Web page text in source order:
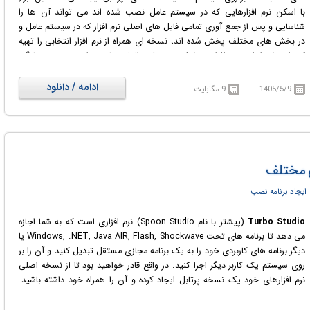
مدارک بالاتر و نقش‌های زیرساختی برتر محسوب می‌شود.
در دوره آموزشی VMware Certified Professional - VMware vSphere
Foundation Administrator (2V0-16.25 با مفاهیم مجازی‌سازی، مدیریت مراکز
با اسکن نرم افزارهایی که در سیستم عامل نصب شده اند می تواند آن ها را
شناسایی و پس از جمع آوری تمامی فایل های اصلی نرم افزار که در سیستم عامل و
در بخش های مختلف پخش شده اند، نسخه ای همراه از نرم افزار انتخابی را تهیه
کند.استفاده از این نرم افزار بسیار کم حجم فوق العاده ساده خواهد بود و به سادگی
مختلف ویندوز، انواع نرم افزارها، انواع کدهای برنامه نویسی، تکنولوژی های
مختلف در نرم افزارها، نام ها و برندهای مختلف، حجم های بالا یا پائین، فرمت
های مختلف اجرایی و بسیاری موارد دیگر سازگاری کاملی نیز دارد. به راحتی می
توان نسخه های همراه شده از نرم افزارهای مختلف را در هرجایی بدون این که
1405/5/9 9 مگابایت ادامه / دانلود
مختلف
ایجاد برنامه نصب
Turbo Studio
(پیشتر با نام Spoon Studio) نرم افزاری است که به شما اجازه
می دهد تا برنامه های تحت Windows, .NET, Java AIR, Flash, Shockwave یا
دیگر برنامه های کاربردی خود را به یک برنامه مجازی مستقل تبدیل کنید و آن را بر
روی سیستم یک کاربر دیگر اجرا کنید. در واقع قادر خواهید بود تا از نسخه اصلی
نرم افزارهای خود یک نسخه پرتابل ایجاد کرده و آن را همراه خود داشته باشید.
استفاده از این نرم افزار این مزیت را دارد که بر خلاف روش های سنتی استقرار